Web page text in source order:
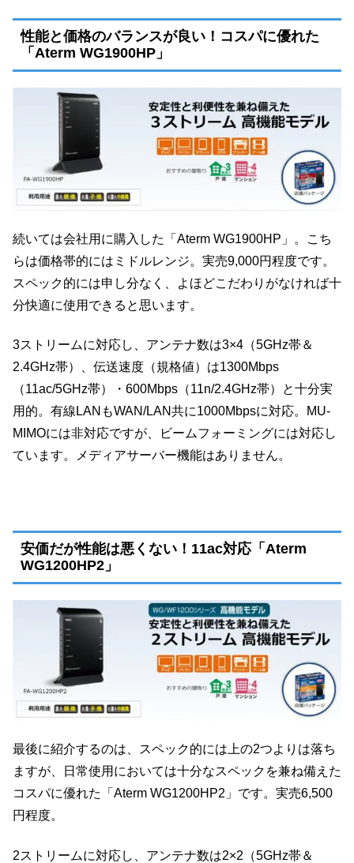
性能と価格のバランスが良い！コスパに優れた
「Aterm WG1900HP」
続いては会社用に購入した「Aterm WG1900HP」。こち
らは価格帯的にはミドルレンジ。実売9,000円程度です。
スペック的には申し分なく、よほどこだわりがなければ十
分快適に使用できると思います。
3ストリームに対応し、アンテナ数は3×4（5GHz帯＆
2.4GHz帯）、伝送速度（規格値）は1300Mbps
（11ac/5GHz帯）・600Mbps（11n/2.4GHz帯）と十分実
用的。有線LANもWAN/LAN共に1000Mbpsに対応。MU-
MIMOには非対応ですが、ビームフォーミングには対応し
ています。メディアサーバー機能はありません。
安価だが性能は悪くない！11ac対応「Aterm
WG1200HP2」
最後に紹介するのは、スペック的には上の2つよりは落ち
ますが、日常使用においては十分なスペックを兼ね備えた
コスパに優れた「Aterm WG1200HP2」です。実売6,500
円程度。
2ストリームに対応し、アンテナ数は2×2（5GHz帯＆